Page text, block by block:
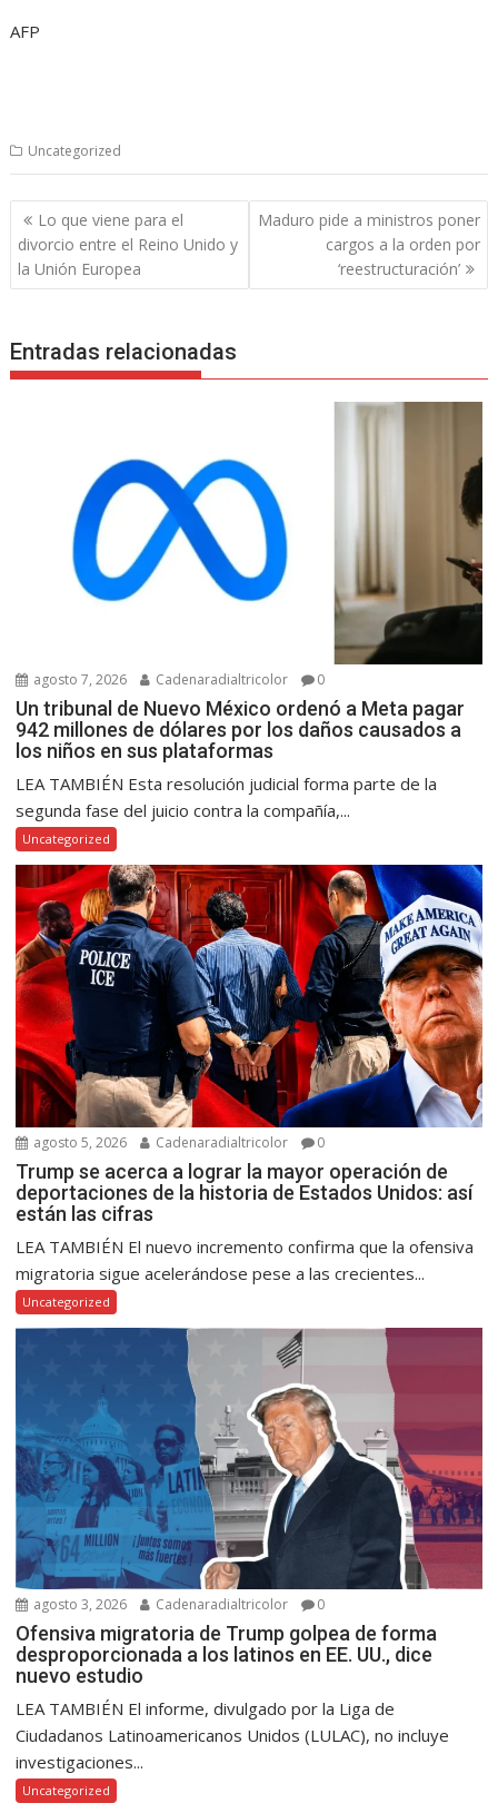
AFP
Uncategorized
Navegación
de
entradas
Lo que viene para el
divorcio entre el Reino Unido y
la Unión Europea
Maduro pide a ministros poner
cargos a la orden por
‘reestructuración’
Entradas relacionadas
agosto 7, 2026 Cadenaradialtricolor 0
Un tribunal de Nuevo México ordenó a Meta pagar
942 millones de dólares por los daños causados a
los niños en sus plataformas
LEA TAMBIÉN Esta resolución judicial forma parte de la
segunda fase del juicio contra la compañía,...
Uncategorized
agosto 5, 2026 Cadenaradialtricolor 0
Trump se acerca a lograr la mayor operación de
deportaciones de la historia de Estados Unidos: así
están las cifras
LEA TAMBIÉN El nuevo incremento confirma que la ofensiva
migratoria sigue acelerándose pese a las crecientes...
Uncategorized
agosto 3, 2026 Cadenaradialtricolor 0
Ofensiva migratoria de Trump golpea de forma
desproporcionada a los latinos en EE. UU., dice
nuevo estudio
LEA TAMBIÉN El informe, divulgado por la Liga de
Ciudadanos Latinoamericanos Unidos (LULAC), no incluye
investigaciones...
Uncategorized